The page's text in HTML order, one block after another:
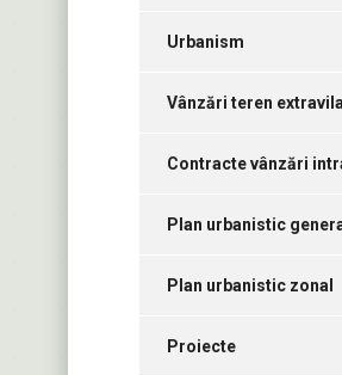
Urbanism
Vânzări teren
Contracte vânzări
Plan urbanistic
Plan urbanistic zonal
Proiecte